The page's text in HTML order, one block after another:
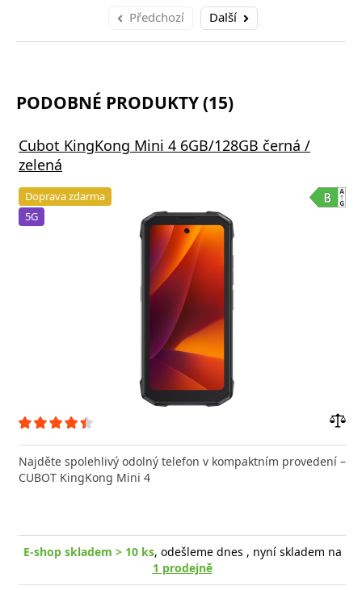
Předchozí Další
PODOBNÉ PRODUKTY (15)
Cubot KingKong Mini 4 6GB/128GB černá /
zelená
Doprava zdarma
5G
Najděte spolehlivý odolný telefon v kompaktním provedení –
CUBOT KingKong Mini 4
E-shop skladem > 10 ks, odešleme dnes , nyní skladem na
1 prodejně